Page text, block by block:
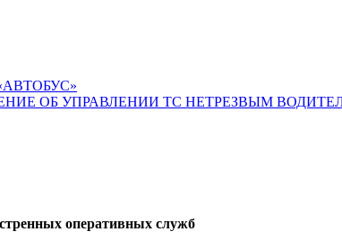
ОБ УПРАВЛЕНИИ ТС НЕТРЕЗВЫМ
оперативных служб